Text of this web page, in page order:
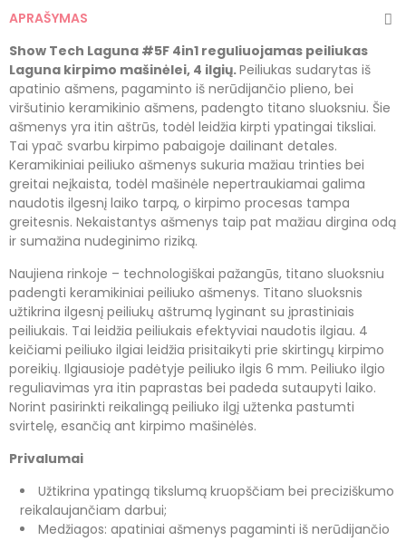
APRAŠYMAS
Show Tech Laguna #5F 4in1 reguliuojamas peiliukas
Laguna kirpimo mašinėlei, 4 ilgių.Peiliukas sudarytas iš
apatinio ašmens, pagaminto iš nerūdijančio plieno, bei
viršutinio keramikinio ašmens, padengto titano sluoksniu. Šie
ašmenys yra itin aštrūs, todėl leidžia kirpti ypatingai tiksliai.
Tai ypač svarbu kirpimo pabaigoje dailinant detales.
Keramikiniai peiliuko ašmenys sukuria mažiau trinties bei
greitai neįkaista, todėl mašinėle nepertraukiamai galima
naudotis ilgesnį laiko tarpą, o kirpimo procesas tampa
greitesnis. Nekaistantys ašmenys taip pat mažiau dirgina odą
ir sumažina nudeginimo riziką.
Naujiena rinkoje – technologiškai pažangūs, titano sluoksniu
padengti keramikiniai peiliuko ašmenys. Titano sluoksnis
užtikrina ilgesnį peiliukų aštrumą lyginant su įprastiniais
peiliukais. Tai leidžia peiliukais efektyviai naudotis ilgiau. 4
keičiami peiliuko ilgiai leidžia prisitaikyti prie skirtingų kirpimo
poreikių. Ilgiausioje padėtyje peiliuko ilgis 6 mm. Peiliuko ilgio
reguliavimas yra itin paprastas bei padeda sutaupyti laiko.
Norint pasirinkti reikalingą peiliuko ilgį užtenka pastumti
svirtelę, esančią ant kirpimo mašinėlės.
Privalumai
Užtikrina ypatingą tikslumą kruopščiam bei preciziškumo
reikalaujančiam darbui;
Medžiagos: apatiniai ašmenys pagaminti iš nerūdijančio